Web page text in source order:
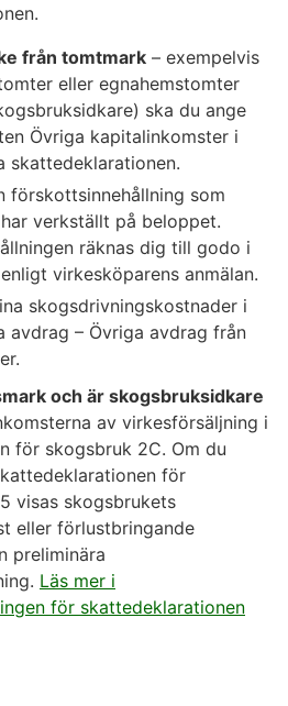
från tomtmark – exempelvis
eller egnahemstomter
ska du ange
Övriga kapitalinkomster i
skattedeklarationen.
förskottsinnehållning som
verkställt på beloppet.
räknas dig till godo i
virkesköparens anmälan.
skogsdrivningskostnader i
avdrag – Övriga avdrag från
och är skogsbruksidkare
av virkesförsäljning i
för skogsbruk 2C. Om du
för
visas skogsbrukets
eller förlustbringande
preliminära
Läs mer i
för skattedeklarationen